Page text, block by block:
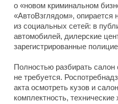
о «новом криминальном
«АвтоВзглядом», опирается
из социальных сетей: в
автомобилей, дилерские
зарегистрированные
Полностью разбирать салон
не требуется.
акта осмотреть кузов и
комплектность,